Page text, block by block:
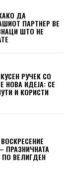
ДА
ПАРТНЕР ВЕ
ШТО НЕ
РУЧЕК СО
НОВА ИДЕЈА: СЕ
И КОРИСТИ
ПРАЗНИЧНАТА
ВЕЛИГДЕН